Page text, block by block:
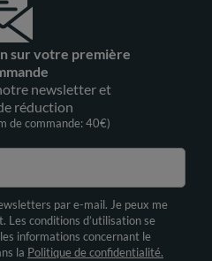
sur votre première
newsletter et
réduction
de commande: 40€)
par e-mail. Je peux me
Les conditions d’utilisation se
informations concernant le
la Politique de confidentialité.